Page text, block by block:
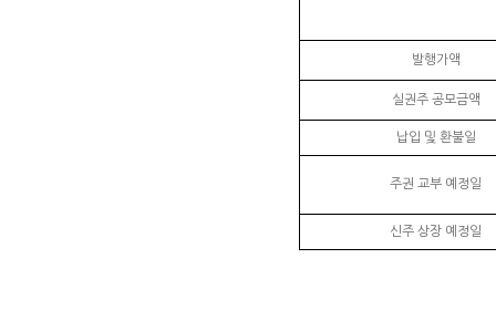
발행가액
실권주 공모금액
납입 및 환불일
주권 교부 예정일
신주 상장 예정일